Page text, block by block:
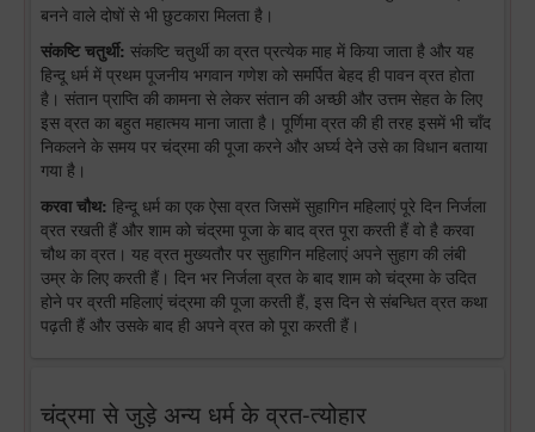
बनने वाले दोषों से भी छुटकारा मिलता है।
संकष्टि चतुर्थी: संकष्टि चतुर्थी का व्रत प्रत्येक माह में किया जाता है और यह
हिन्दू धर्म में प्रथम पूजनीय भगवान गणेश को समर्पित बेहद ही पावन व्रत होता
है। संतान प्राप्ति की कामना से लेकर संतान की अच्छी और उत्तम सेहत के लिए
इस व्रत का बहुत महात्मय माना जाता है। पूर्णिमा व्रत की ही तरह इसमें भी चाँद
निकलने के समय पर चंद्रमा की पूजा करने और अर्घ्य देने उसे का विधान बताया
गया है।
करवा चौथ: हिन्दू धर्म का एक ऐसा व्रत जिसमें सुहागिन महिलाएं पूरे दिन निर्जला
व्रत रखती हैं और शाम को चंद्रमा पूजा के बाद व्रत पूरा करती हैं वो है करवा
चौथ का व्रत। यह व्रत मुख्यतौर पर सुहागिन महिलाएं अपने सुहाग की लंबी
उम्र के लिए करती हैं। दिन भर निर्जला व्रत के बाद शाम को चंद्रमा के उदित
होने पर व्रती महिलाएं चंद्रमा की पूजा करती हैं, इस दिन से संबन्धित व्रत कथा
पढ़ती हैं और उसके बाद ही अपने व्रत को पूरा करती हैं।
चंद्रमा से जुड़े अन्य धर्म के व्रत-त्योहार